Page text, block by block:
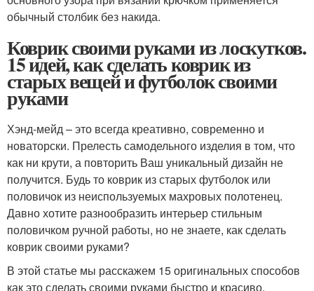
обычный столбик без накида.
Коврик своими руками из лоскутков.
15 идей, как сделать коврик из
старых вещей и футболок своими
руками
Хэнд-мейд – это всегда креативно, современно и
новаторски. Прелесть самодельного изделия в том, что
как ни крути, а повторить Ваш уникальный дизайн не
получится. Будь то коврик из старых футболок или
половичок из неиспользуемых махровых полотенец.
Давно хотите разнообразить интерьер стильным
половичком ручной работы, но не знаете, как сделать
коврик своими руками?
В этой статье мы расскажем 15 оригинальных способов
как это сделать своими руками быстро и красиво.